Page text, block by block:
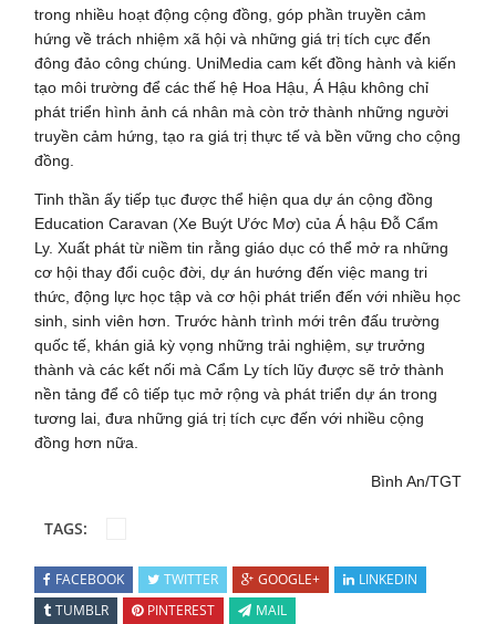
trong nhiều hoạt động cộng đồng, góp phần truyền cảm
hứng về trách nhiệm xã hội và những giá trị tích cực đến
đông đảo công chúng. UniMedia cam kết đồng hành và kiến
tạo môi trường để các thế hệ Hoa Hậu, Á Hậu không chỉ
phát triển hình ảnh cá nhân mà còn trở thành những người
truyền cảm hứng, tạo ra giá trị thực tế và bền vững cho cộng
đồng.
Tinh thần ấy tiếp tục được thể hiện qua dự án cộng đồng
Education Caravan (Xe Buýt Ước Mơ) của Á hậu Đỗ Cẩm
Ly. Xuất phát từ niềm tin rằng giáo dục có thể mở ra những
cơ hội thay đổi cuộc đời, dự án hướng đến việc mang tri
thức, động lực học tập và cơ hội phát triển đến với nhiều học
sinh, sinh viên hơn. Trước hành trình mới trên đấu trường
quốc tế, khán giả kỳ vọng những trải nghiệm, sự trưởng
thành và các kết nối mà Cẩm Ly tích lũy được sẽ trở thành
nền tảng để cô tiếp tục mở rộng và phát triển dự án trong
tương lai, đưa những giá trị tích cực đến với nhiều cộng
đồng hơn nữa.
Bình An/TGT
TAGS:
FACEBOOK TWITTER GOOGLE+
LINKEDIN
TUMBLR
PINTEREST MAIL